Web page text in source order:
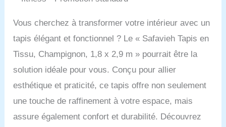
Vous cherchez à transformer votre intérieur avec un
tapis élégant et fonctionnel ? Le « Safavieh Tapis en
Tissu, Champignon, 1,8 x 2,9 m » pourrait être la
solution idéale pour vous. Conçu pour allier
esthétique et praticité, ce tapis offre non seulement
une touche de raffinement à votre espace, mais
assure également confort et durabilité. Découvrez